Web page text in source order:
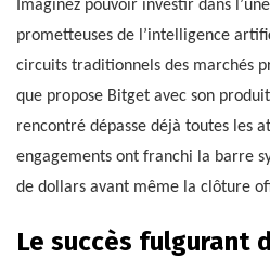
Imaginez pouvoir investir dans
prometteuses de l’intelligence
circuits traditionnels des marchés
que propose Bitget avec son
rencontré dépasse déjà toutes les
engagements ont franchi la barre
de dollars avant même la clôture
Le succès fulgurant